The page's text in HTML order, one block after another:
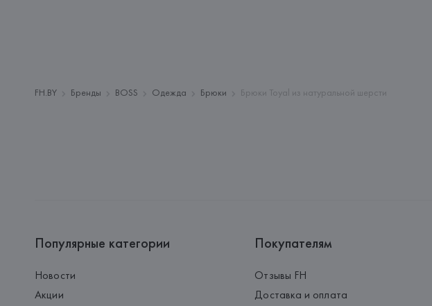
FH.BY Бренды BOSS Одежда Брюки Брюки Toyal из натуральной шерсти
Популярные категории
Новости
Акции
Покупателям
Отзывы FH
Доставка и оплата